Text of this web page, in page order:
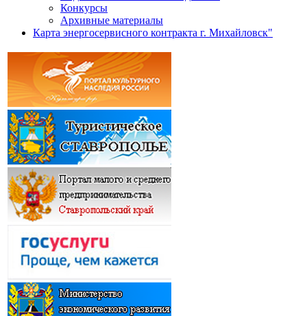
Конкурсы
Архивные материалы
Карта энергосервисного контракта г. Михайловск"